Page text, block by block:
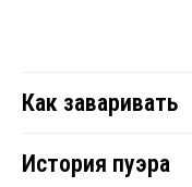
Как заваривать
История пуэра